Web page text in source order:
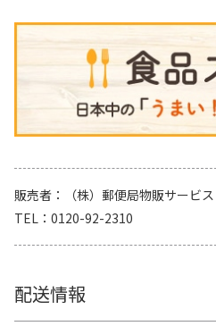
販売者
（株）郵便局物販サービス
TEL
0120-92-2310
配送情報